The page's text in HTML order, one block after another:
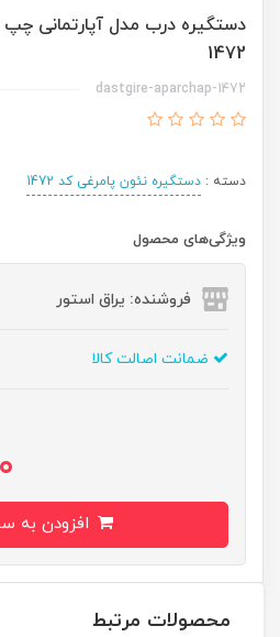
دستگیره درب مدل آپارتمانی چپ
1472
dastgire-aparchap-1472
دسته : دستگیره نئون پامرغی کد 1472
ویژگی‌های محصول
فروشنده: یراق استور
ضمانت اصالت کالا
محصولات مرتبط